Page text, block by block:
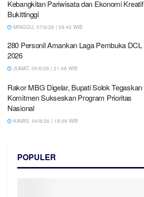
Kebangkitan Pariwisata dan Ekonomi Kreatif
Bukittinggi
MINGGU, 07/6/26 | 09:42 WIB
280 Personil Amankan Laga Pembuka DCL
2026
JUMAT, 05/6/26 | 21:48 WIB
Rakor MBG Digelar, Bupati Solok Tegaskan
Komitmen Sukseskan Program Prioritas
Nasional
KAMIS, 04/6/26 | 19:09 WIB
POPULER